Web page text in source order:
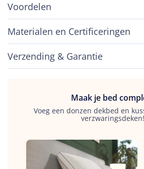
Voordelen
Materialen en Certificeringen
Verzending & Garantie
Maak je bed
Voeg een donzen dekbed en
verzwaringsdeken!